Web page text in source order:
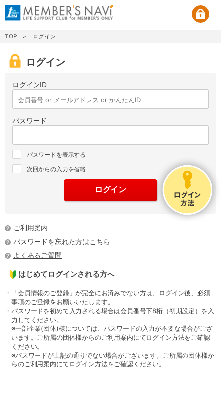
TOP ログイン
ログイン
ログインID
パスワード
パスワードを表示する
次回からの入力を省略
ご利用案内
パスワードを忘れた方はこちら
よくあるご質問
はじめてログインされる方へ
・「会員情報のご登録」が完全にお済みでない方は、ログイン後、必須
事項のご登録をお願いいたします。
・パスワードを初めて入力される場合は会員番号下8桁（初期設定）を入
力してください。
※一部企業(団体)様については、パスワードの入力が不要な場合がござ
います。ご所属の団体様からのご利用案内にてログイン方法をご確認
ください。
※パスワードが上記の通りでない場合がございます。ご所属の団体様か
らのご利用案内にてログイン方法をご確認ください。